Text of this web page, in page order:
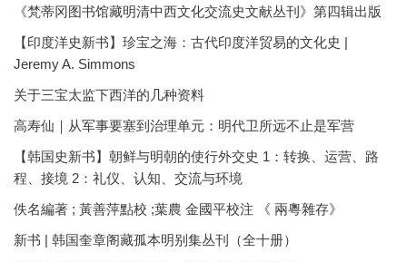
《梵蒂冈图书馆藏明清中西文化交流史文献丛刊》第四辑出版
【印度洋史新书】珍宝之海：古代印度洋贸易的文化史 |
Jeremy A. Simmons
关于三宝太监下西洋的几种资料
高寿仙｜从军事要塞到治理单元：明代卫所远不止是军营
【韩国史新书】朝鲜与明朝的使行外交史 1：转换、运营、路
程、接境 2：礼仪、认知、交流与环境
佚名編著 ; 黃善萍點校 ;葉農 金國平校注 《 兩粵雜存》
新书 | 韩国奎章阁藏孤本明别集丛刊（全十册）